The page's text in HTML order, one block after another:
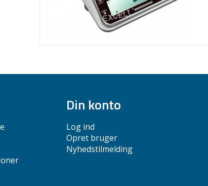
Din konto
Log ind
Opret bruger
Nyhedstilmelding